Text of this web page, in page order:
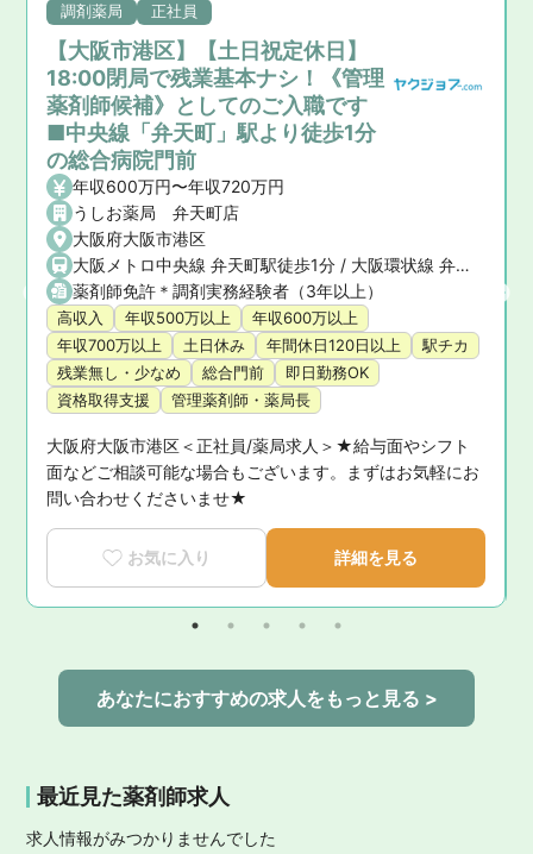
調剤薬局 正社員
【大阪市港区】【土日祝定休日】
18:00閉局で残業基本ナシ！《管理
薬剤師候補》としてのご入職です
■中央線「弁天町」駅より徒歩1分
の総合病院門前
年収600万円〜年収720万円
うしお薬局 弁天町店
大阪府大阪市港区
大阪メトロ中央線 弁天町駅徒歩1分 / 大阪環状線 弁天町駅徒歩3分
薬剤師免許＊調剤実務経験者（3年以上）
高収入 年収500万以上
年収600万以上
年収700万以上
土日休み 年間休日120日以上
駅チカ
残業無し・少なめ
総合門前
即日勤務OK
資格取得支援
管理薬剤師・薬局長
大阪府大阪市港区＜正社員/薬局求人＞★給与面やシフト
面などご相談可能な場合もございます。まずはお気軽にお
問い合わせくださいませ★
お気に入り 詳細を見る
あなたにおすすめの求人をもっと見る >
最近見た薬剤師求人
求人情報がみつかりませんでした